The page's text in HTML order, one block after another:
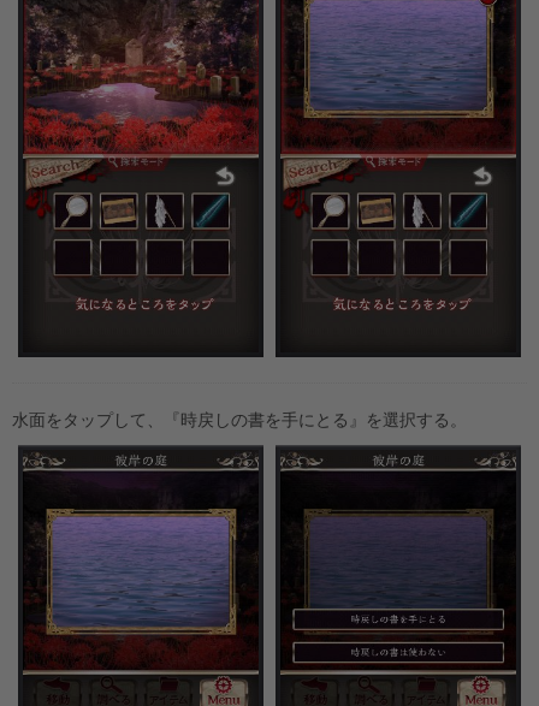
水面をタップして、『時戻しの書を手にとる』を選択する。